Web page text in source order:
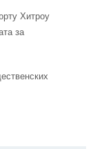
Хитроу
за